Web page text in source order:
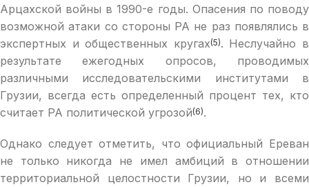
Арцахской войны в 1990-е годы. Опасения по поводу
возможной атаки со стороны РА не раз появлялись в
экспертных и общественных кругах(5). Неслучайно в
результате ежегодных опросов, проводимых
различными исследовательскими институтами в
Грузии, всегда есть определенный процент тех, кто
считает РА политической угрозой(6).
Однако следует отметить, что официальный Ереван
не только никогда не имел амбиций в отношении
территориальной целостности Грузии, но и всеми